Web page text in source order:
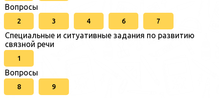
Вопросы
2 3 4 6 7
Специальные и ситуативные задания по развитию
связной речи
1
Вопросы
8 9